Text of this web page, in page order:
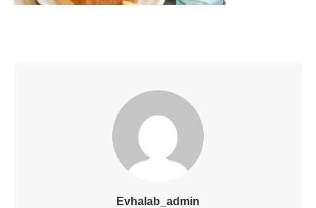
Evhalab_admin